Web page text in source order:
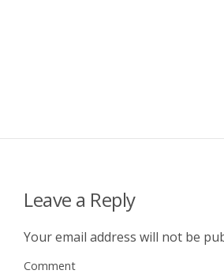
Leave a Reply
Your email address will not be
Comment